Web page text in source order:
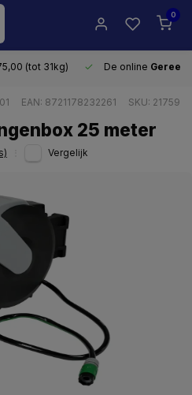
0
(tot 31kg) De online
EAN: 8721178232261 SKU: 21759
25 meter
Vergelijk